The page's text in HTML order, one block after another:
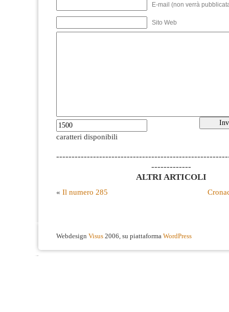
E-mail (non verrà
Sito Web
caratteri disponibili
-------------
ALTRI ARTICOLI
« Il numero 285
Webdesign Visus 2006, su piattaforma WordPress